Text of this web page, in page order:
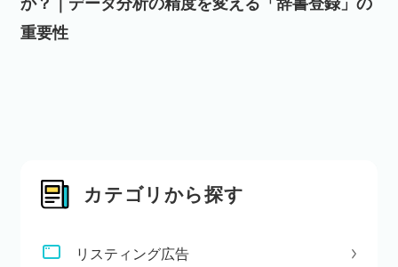
重要性
カテゴリから探す
リスティング広告